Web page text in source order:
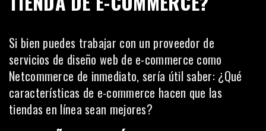
Si bien puedes trabajar con un proveedor de
servicios de diseño web de e-commerce como
Netcommerce de inmediato, sería útil saber: ¿Qué
características de e-commerce hacen que las
tiendas en línea sean mejores?